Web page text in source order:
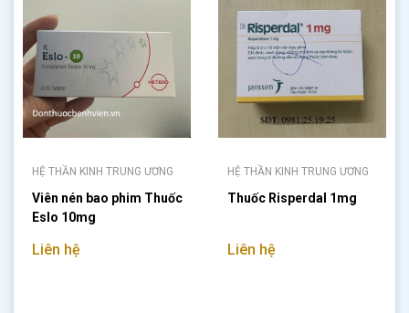
HỆ THẦN KINH TRUNG ƯƠNG
Viên nén bao phim Thuốc
Eslo 10mg
Liên hệ
HỆ THẦN KINH TRUNG ƯƠNG
Thuốc Risperdal 1mg
Liên hệ